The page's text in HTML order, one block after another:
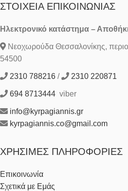
ΣΤΟΙΧΕΊΑ ΕΠΙΚΟΙΝΩΝΊΑΣ
Ηλεκτρονικό κατάστημα –
Νεοχωρούδα Θεσσαλονίκης,
54500
2310 788216 / 2310 220871
694 8713444 viber
info@kyrpagiannis.gr
kyrpagiannis.co@gmail.com
ΧΡΉΣΙΜΕΣ ΠΛΗΡΟΦΟΡΊΕΣ
Επικοινωνία
Σχετικά με Εμάς